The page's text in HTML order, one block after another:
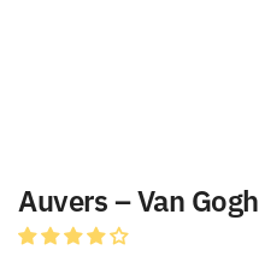
Auvers – Van Gogh